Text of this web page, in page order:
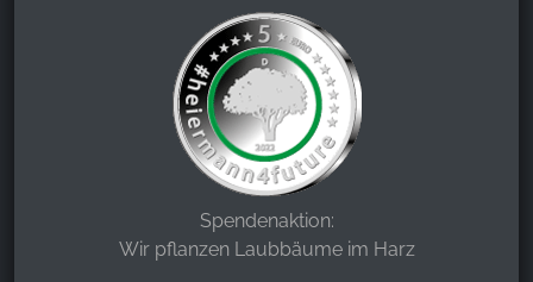
Spendenaktion:
Wir pflanzen Laubbäume im Harz